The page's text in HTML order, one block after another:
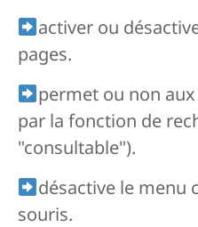
activer ou
pages.
permet ou non
par la fonction de
"consultable").
désactive le menu
souris.